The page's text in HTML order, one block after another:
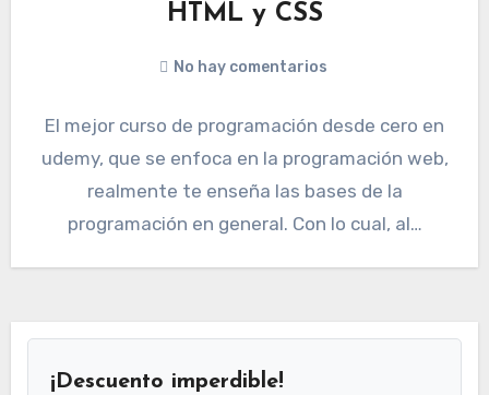
HTML y CSS
No hay comentarios
El mejor curso de programación desde cero en
udemy, que se enfoca en la programación web,
realmente te enseña las bases de la
programación en general. Con lo cual, al…
¡Descuento imperdible!